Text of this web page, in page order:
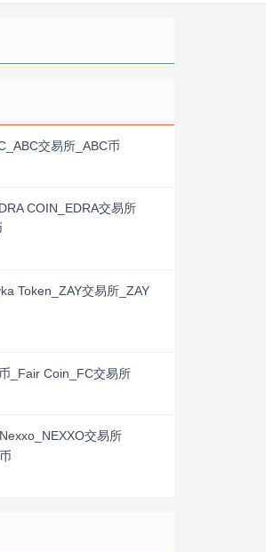
交易所_ABC币
COIN_EDRA交易所
Token_ZAY交易所_ZAY
_Fair Coin_FC交易所
交易所